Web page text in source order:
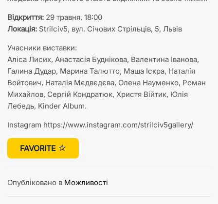
Відкриття: 29 травня, 18:00
Локація: Strilciv5, вул. Січових Стрільців, 5, Львів
Учасники виставки:
Аліса Лисих, Анастасія Буднікова, Валентина Іванова,
Галина Дудар, Марина Талютто, Маша Іскра, Наталія
Войтович, Наталія Мєдвєдєва, Олена Науменко, Роман
Михайлов, Сергій Кондратюк, Христя Війтик, Юлія
Лебедь, Kinder Album.
Instagram https://www.instagram.com/strilciv5gallery/
FAVORITE
Опубліковано в Можливості